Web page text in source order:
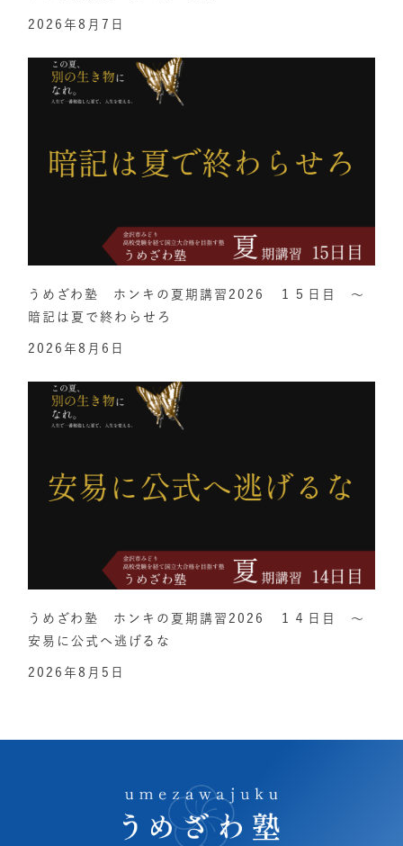
2026年8月7日
うめざわ塾 ホンキの夏期講習2026 １５日目 ～
暗記は夏で終わらせろ
2026年8月6日
うめざわ塾 ホンキの夏期講習2026 １４日目 ～
安易に公式へ逃げるな
2026年8月5日